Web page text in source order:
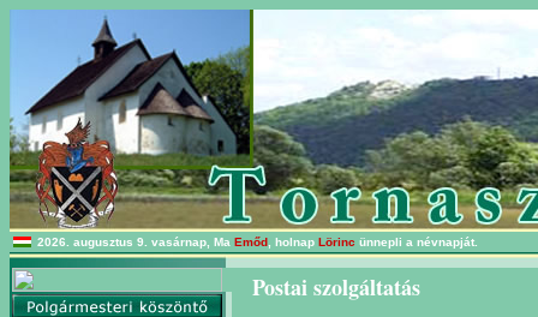
2026. augusztus 9. vasárnap, Ma Emőd , holnap Lörinc ünnepli a névnapját.
Postai szolgáltatás